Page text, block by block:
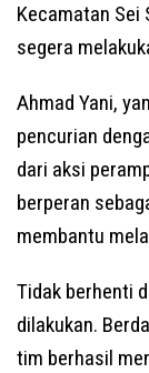
Kecamatan Sei
segera
Ahmad Yani,
pencurian
dari aksi
berperan
membantu
Tidak berhenti
dilakukan.
tim berhasil